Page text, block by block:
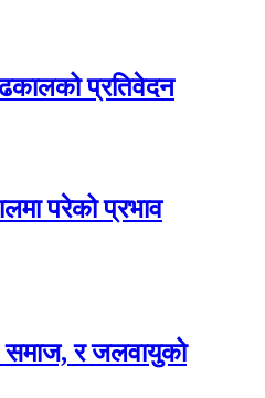
प्रतिवेदन
परेको प्रभाव
समाज, र जलवायुको